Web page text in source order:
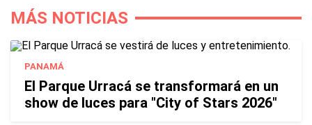
MÁS NOTICIAS
PANAMÁ
El Parque Urracá se transformará en un
show de luces para "City of Stars 2026"